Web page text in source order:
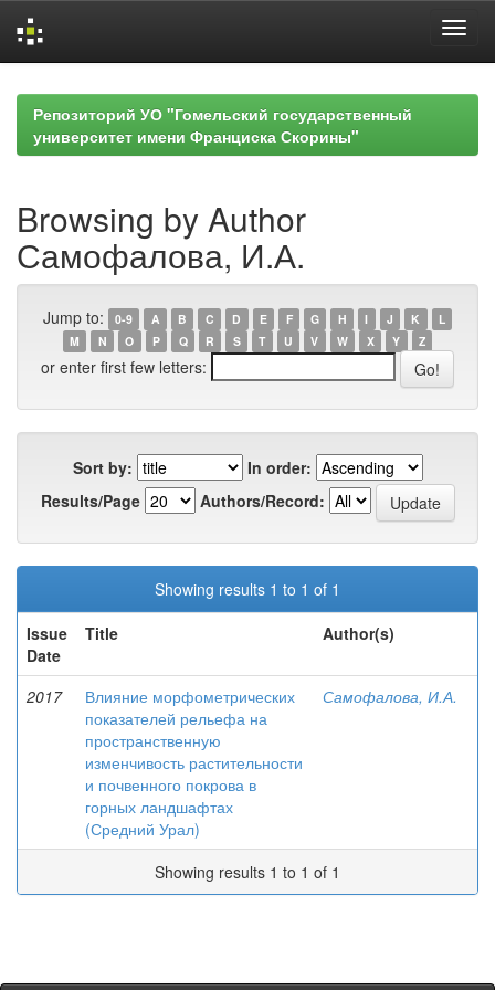
navigationРепозиторий УО "Гомельский государственный
университет имени Франциска Скорины"
Browsing by Author
Самофалова, И.А.
Jump to: 0-9 A B C D E F G H I J K
L
M
N O P Q R S T U V W X Y Z
or enter first few letters:
Sort by:
In order:
Results/Page
Authors/Record:
Showing results 1 to 1 of 1
Issue
Date
Title Author(s)
2017
Влияние морфометрических
показателей рельефа на
пространственную
изменчивость растительности
и почвенного покрова в
горных ландшафтах
(Средний Урал)
Самофалова, И.А.
Showing results 1 to 1 of 1